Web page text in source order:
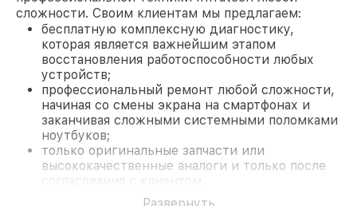
сложности. Своим клиентам мы предлагаем:
бесплатную комплексную диагностику,
которая является важнейшим этапом
восстановления работоспособности любых
устройств;
профессиональный ремонт любой сложности,
начиная со смены экрана на смартфонах и
заканчивая сложными системными поломками
ноутбуков;
только оригинальные запчасти или
высококачественные аналоги и только после
согласования с клиентом.
На все работы и замененные комплектующие